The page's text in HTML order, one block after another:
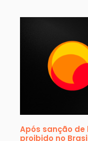
Após sanção
proibido no